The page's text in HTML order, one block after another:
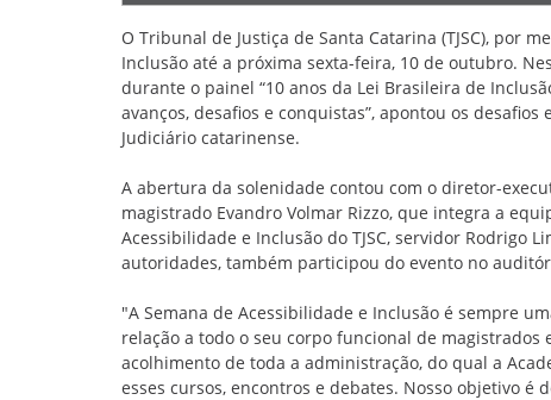
O Tribunal de Justiça de Santa Catarina (TJSC), por
Inclusão até a próxima sexta-feira, 10 de outubro.
durante o painel “10 anos da Lei Brasileira de
avanços, desafios e conquistas”, apontou os
Judiciário catarinense.
A abertura da solenidade contou com o diretor-
magistrado Evandro Volmar Rizzo, que integra a
Acessibilidade e Inclusão do TJSC, servidor Rodrigo
autoridades, também participou do evento no
"A Semana de Acessibilidade e Inclusão é sempre
relação a todo o seu corpo funcional de magistrados
acolhimento de toda a administração, do qual a
esses cursos, encontros e debates. Nosso objetivo